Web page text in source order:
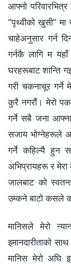
आफ्‍नो
“पृथ्वीको खुसी”
चाहेअनुसार गर्न
गर्नकै लागि म
घरहरूबाट शान्ति
गरी चकनाचूर गर्ने
कुरै नगरौं। मेरो
गर्ने सबै जना
सजाय भोग्‍नेहरूले
गर्ने कहिल्यै हुन
अभिप्रायहरू र
जालबाट को
उम्कने बाटो कसले
मानिसले मेरो
इमानदारीताको
मानिस मेरो अघि